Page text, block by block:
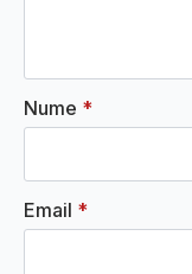
Nume *
Email *